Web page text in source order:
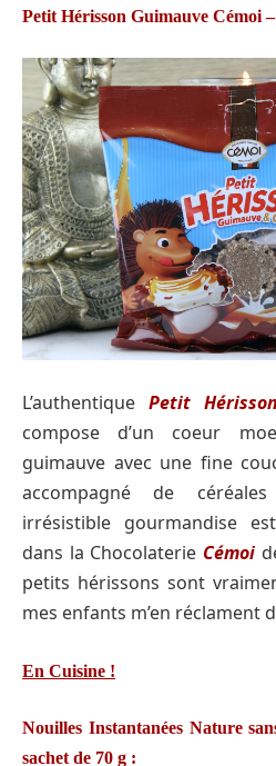
Petit Hérisson Guimauve Cémoi
L’authentique Petit
compose d’un coeur
guimauve avec une fine
accompagné de
irrésistible gourmandise
dans la Chocolaterie Cémoi
petits hérissons sont
mes enfants m’en réclament
En Cuisine !
Nouilles Instantanées Nature
sachet de 70 g :